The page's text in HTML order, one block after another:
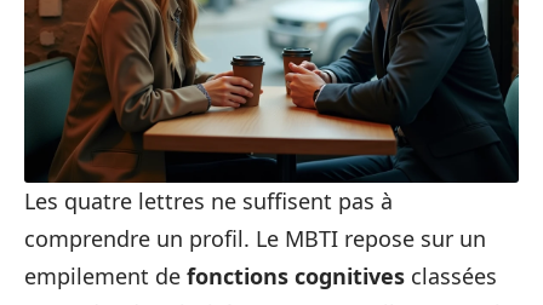
Les quatre lettres ne suffisent pas à
comprendre un profil. Le MBTI repose sur un
empilement de fonctions cognitives classées